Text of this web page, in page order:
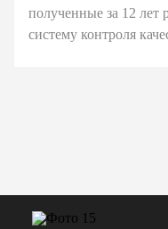
полученные за 12 лет
систему контроля